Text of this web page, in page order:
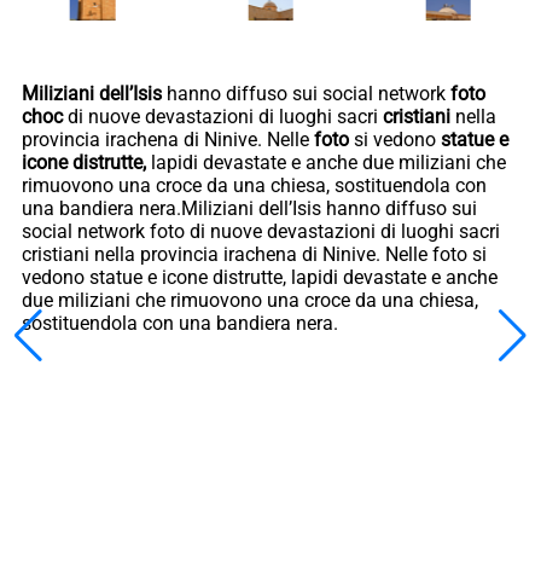
Miliziani dell’Isis hanno diffuso sui social network foto
chocdi nuove devastazioni di luoghi sacri cristiani nella
provincia irachena di Ninive. Nelle foto si vedono statue e
icone distrutte, lapidi devastate e anche due miliziani che
rimuovono una croce da una chiesa, sostituendola con
una bandiera nera.Miliziani dell’Isis hanno diffuso sui
social network foto di nuove devastazioni di luoghi sacri
cristiani nella provincia irachena di Ninive. Nelle foto si
vedono statue e icone distrutte, lapidi devastate e anche
due miliziani che rimuovono una croce da una chiesa,
sostituendola con una bandiera nera.